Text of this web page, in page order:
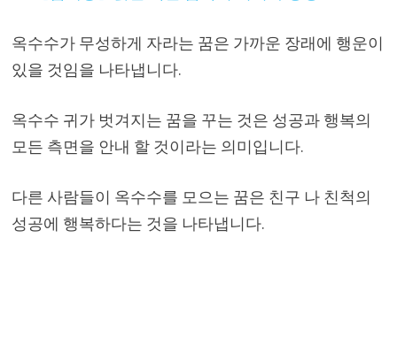
옥수수가 무성하게 자라는 꿈은 가까운 장래에 행운이
있을 것임을 나타냅니다.
옥수수 귀가 벗겨지는 꿈을 꾸는 것은 성공과 행복의
모든 측면을 안내 할 것이라는 의미입니다.
다른 사람들이 옥수수를 모으는 꿈은 친구 나 친척의
성공에 행복하다는 것을 나타냅니다.